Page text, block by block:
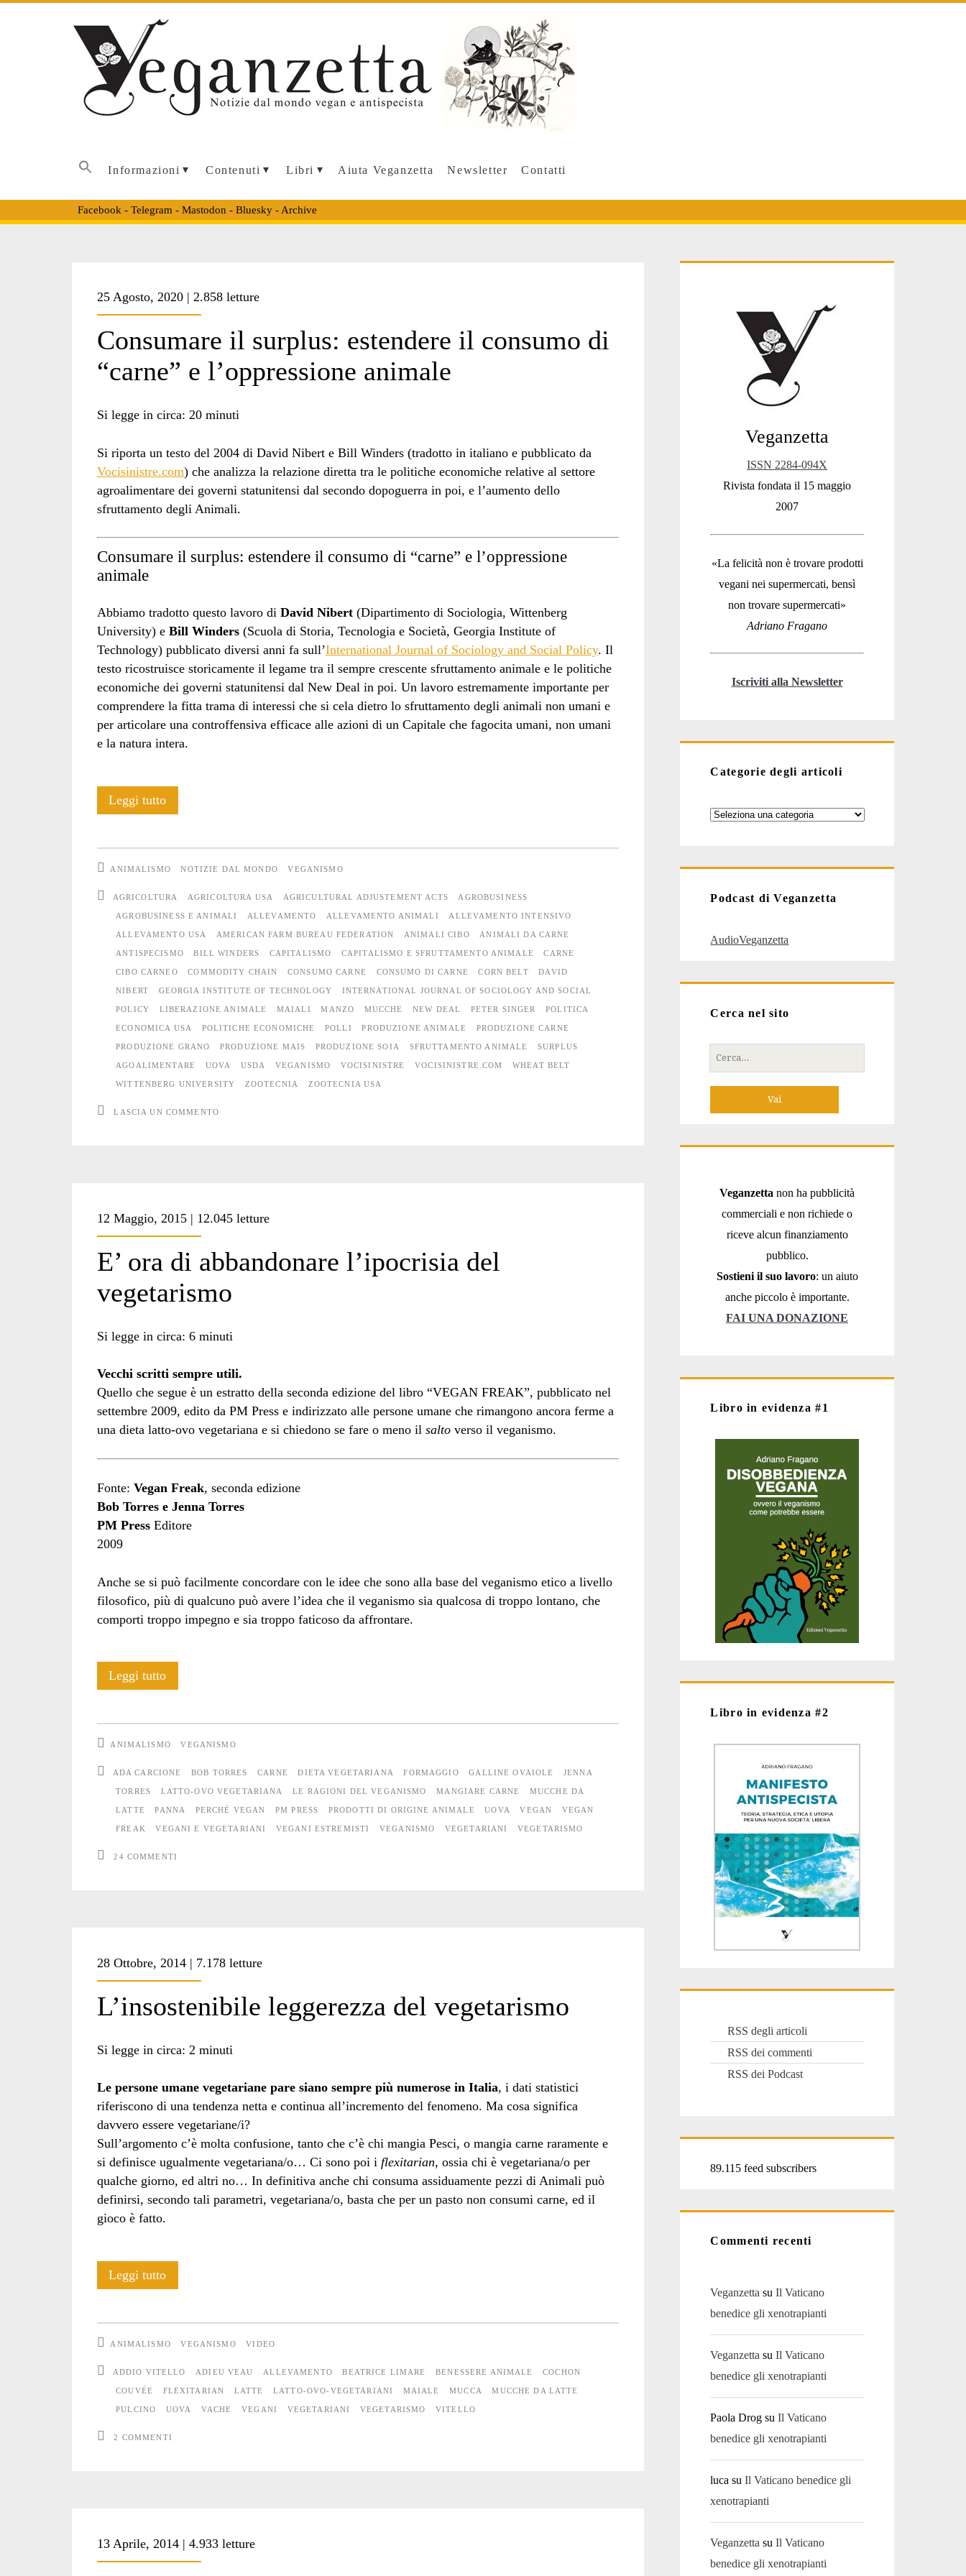
Informazioni Contenuti Libri Aiuta Veganzetta Newsletter Contatti
Facebook - Telegram - Mastodon - Bluesky- Archive
<span>uova</span>
25 Agosto, 2020 | 2.858 letture
Consumare il surplus: estendere il consumo di
“carne” e l’oppressione animale
Si legge in circa: 20 minuti
Si riporta un testo del 2004 di David Nibert e Bill Winders (tradotto in italiano e pubblicato da
Vocisinistre.com) che analizza la relazione diretta tra le politiche economiche relative al settore
agroalimentare dei governi statunitensi dal secondo dopoguerra in poi, e l’aumento dello
sfruttamento degli Animali.
Consumare il surplus: estendere il consumo di “carne” e l’oppressione
animale
Abbiamo tradotto questo lavoro di David Nibert(Dipartimento di Sociologia, Wittenberg
University) e Bill Winders(Scuola di Storia, Tecnologia e Società, Georgia Institute of
Technology) pubblicato diversi anni fa sull’International Journal of Sociology and Social Policy. Il
testo ricostruisce storicamente il legame tra il sempre crescente sfruttamento animale e le politiche
economiche dei governi statunitensi dal New Deal in poi. Un lavoro estremamente importante per
comprendere la fitta trama di interessi che si cela dietro lo sfruttamento degli animali non umani e
per articolare una controffensiva efficace alle azioni di un Capitale che fagocita umani, non umani
e la natura intera.
Leggi tuttoConsumare
il
consumo
di
“carne”
e
l’oppressione
animale
ANIMALISMO NOTIZIE DAL MONDO VEGANISMO
AGRICOLTURA AGRICOLTURA USA AGRICULTURAL ADJUSTEMENT ACTS AGROBUSINESS
AGROBUSINESS E ANIMALI ALLEVAMENTO ALLEVAMENTO ANIMALI ALLEVAMENTO INTENSIVO
ALLEVAMENTO USA AMERICAN FARM BUREAU FEDERATION ANIMALI CIBO ANIMALI DA CARNE
ANTISPECISMO BILL WINDERS CAPITALISMO CAPITALISMO E SFRUTTAMENTO ANIMALE CARNE
CIBO CARNEO COMMODITY CHAIN CONSUMO CARNE CONSUMO DI CARNE CORN BELT DAVID
NIBERT GEORGIA INSTITUTE OF TECHNOLOGY INTERNATIONAL JOURNAL OF SOCIOLOGY AND SOCIAL
POLICY LIBERAZIONE ANIMALE MAIALI MANZO MUCCHE NEW DEAL PETER SINGER POLITICA
ECONOMICA USA POLITICHE ECONOMICHE POLLI PRODUZIONE ANIMALE PRODUZIONE CARNE
PRODUZIONE GRANO PRODUZIONE MAIS PRODUZIONE SOIA SFRUTTAMENTO ANIMALE SURPLUS
AGOALIMENTARE UOVA USDA VEGANISMO VOCISINISTRE VOCISINISTRE.COM WHEAT BELT
WITTENBERG UNIVERSITY ZOOTECNIA ZOOTECNIA USA
LASCIA UN COMMENTO
12 Maggio, 2015 | 12.045 letture
E’ ora di abbandonare l’ipocrisia del
vegetarismo
Si legge in circa: 6 minuti
Vecchi scritti sempre utili.
Quello che segue è un estratto della seconda edizione del libro “VEGAN FREAK”, pubblicato nel
settembre 2009, edito da PM Press e indirizzato alle persone umane che rimangono ancora ferme a
una dieta latto-ovo vegetariana e si chiedono se fare o meno il saltoverso il veganismo.
Fonte: Vegan Freak, seconda edizione
Bob Torres e Jenna Torres
PM PressEditore
2009
Anche se si può facilmente concordare con le idee che sono alla base del veganismo etico a livello
filosofico, più di qualcuno può avere l’idea che il veganismo sia qualcosa di troppo lontano, che
comporti troppo impegno e sia troppo faticoso da affrontare.
Leggi tuttoE’
l’ipocrisia
del
ANIMALISMO VEGANISMO
ADA CARCIONE BOB TORRES CARNE DIETA VEGETARIANA FORMAGGIO GALLINE OVAIOLE JENNA
TORRES LATTO-OVO VEGETARIANA LE RAGIONI DEL VEGANISMO MANGIARE CARNE MUCCHE DA
LATTE PANNA PERCHÉ VEGAN PM PRESS PRODOTTI DI ORIGINE ANIMALE UOVA VEGAN VEGAN
FREAK VEGANI E VEGETARIANI VEGANI ESTREMISTI VEGANISMO VEGETARIANI VEGETARISMO
24 COMMENTI
28 Ottobre, 2014 | 7.178 letture
L’insostenibile leggerezza del vegetarismo
Si legge in circa: 2 minuti
Le persone umane vegetariane pare siano sempre più numerose in Italia, i dati statistici
riferiscono di una tendenza netta e continua all’incremento del fenomeno. Ma cosa significa
davvero essere vegetariane/i?
Sull’argomento c’è molta confusione, tanto che c’è chi mangia Pesci, o mangia carne raramente e
si definisce ugualmente vegetariana/o… Ci sono poi i flexitarian, ossia chi è vegetariana/o per
qualche giorno, ed altri no… In definitiva anche chi consuma assiduamente pezzi di Animali può
definirsi, secondo tali parametri, vegetariana/o, basta che per un pasto non consumi carne, ed il
gioco è fatto.
Leggi tuttoL’insostenibile
ANIMALISMO VEGANISMO VIDEO
ADDIO VITELLO ADIEU VEAU ALLEVAMENTO BEATRICE LIMARE BENESSERE ANIMALE COCHON
COUVÉE FLEXITARIAN LATTE LATTO-OVO-VEGETARIANI MAIALE MUCCA MUCCHE DA LATTE
PULCINO UOVA VACHE VEGANI VEGETARIANI VEGETARISMO VITELLO
2 COMMENTI
13 Aprile, 2014 | 4.933 letture
Sidebar
Veganzetta
ISSN 2284-094X
Rivista fondata il 15 maggio
2007
«La felicità non è trovare prodotti
vegani nei supermercati, bensì
non trovare supermercati»
Adriano Fragano
Iscriviti alla Newsletter
Categorie degli articoli
Categorie
Podcast di Veganzetta
AudioVeganzetta
Cerca nel sito
Cerca
per:
Veganzetta non ha pubblicità
commerciali e non richiede o
riceve alcun finanziamento
pubblico.
Sostieni il suo lavoro: un aiuto
anche piccolo è importante.
FAI UNA DONAZIONE
Libro in evidenza #1
Libro in evidenza #2
RSS degli articoli
RSS dei commenti
RSS dei Podcast
89.115 feed subscribers
Commenti recenti
Veganzetta suIl Vaticano
benedice gli xenotrapianti
Veganzetta suIl Vaticano
benedice gli xenotrapianti
Paola Drog suIl Vaticano
benedice gli xenotrapianti
luca suIl Vaticano benedice gli
xenotrapianti
Veganzetta suIl Vaticano
benedice gli xenotrapianti